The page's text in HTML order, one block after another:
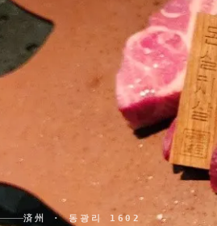
済州 · 동광리 1602